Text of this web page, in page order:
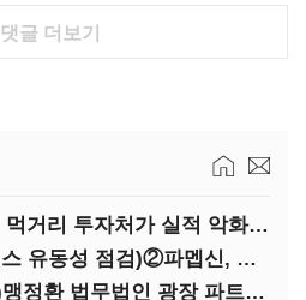
댓글 더보기
[IB토마토]부광약품, 먹거리 투자처가 실적 악화 '부메랑'?
[IB토마토](바이오헬스 유동성 점검)②파멥신, 자금조달 위기에…임상 완주 '물음표'
[IB토마토](IB&피플)맹정환 법무법인 광장 파트너 변호사